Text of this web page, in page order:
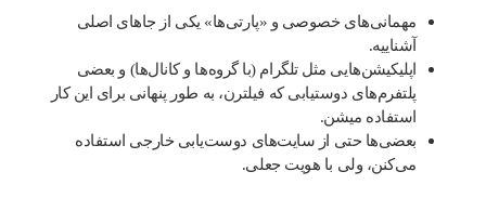
مهمانی‌های خصوصی و «پارتی‌ها» یکی از جاهای اصلی
آشناییه.
اپلیکیشن‌هایی مثل تلگرام (با گروه‌ها و کانال‌ها) و بعضی
پلتفرم‌های دوستیابی که فیلترن، به طور پنهانی برای این کار
استفاده میشن.
بعضی‌ها حتی از سایت‌های دوست‌یابی خارجی استفاده
می‌کنن، ولی با هویت جعلی.